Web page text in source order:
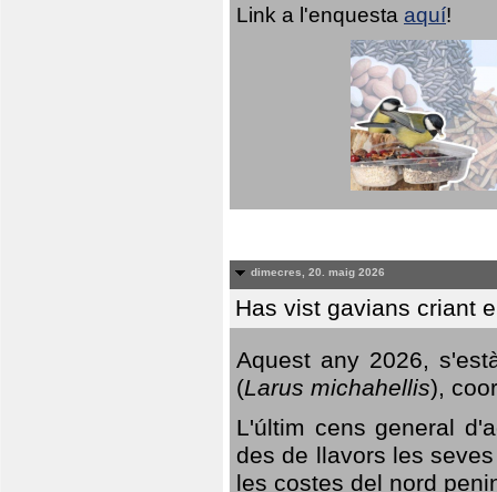
Link a l'enquesta aquí!
dimecres, 20. maig 2026
Has vist gavians criant
Aquest any 2026,
(Larus michahellis),
L'últim cens general
des de llavors les
les costes del nord